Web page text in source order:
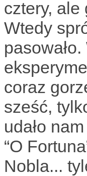
cztery, ale
Wtedy
coraz
sześć,
udało
“O
Nobla...